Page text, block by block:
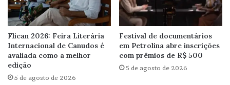
Flican 2026: Feira Literária
Internacional de Canudos é
avaliada como a melhor
edição
5 de agosto de 2026
Festival de documentários
em Petrolina abre inscrições
com prêmios de R$ 500
5 de agosto de 2026